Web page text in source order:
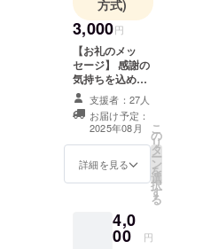
作「よき谷
の物語」な
ど。
方式)
3,000円
【お礼のメッ
セージ】 感謝の
気持ちを込め
て、お礼のメッ
セージをお送り
します。
支援者：27人
お届け予定：
2025年08月
詳細を見る
こ
の
リ
タ
ー
ン
を
選
択
す
る
4,0
00 円